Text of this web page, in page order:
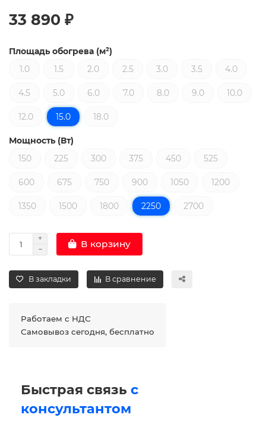
33 890 ₽
Площадь обогрева (м²)
1.0
1.5 2.0 2.5 3.0 3.5 4.0
4.5 5.0 6.0 7.0 8.0 9.0 10.0
12.0 15.0 18.0
Мощность (Вт)
150
225 300 375 450 525
600 675 750 900 1050 1200
1350 1500 1800 2250 2700
В корзину
В закладки В сравнение
Работаем с НДС
Самовывоз сегодня, бесплатно
Быстрая связь с
консультантом